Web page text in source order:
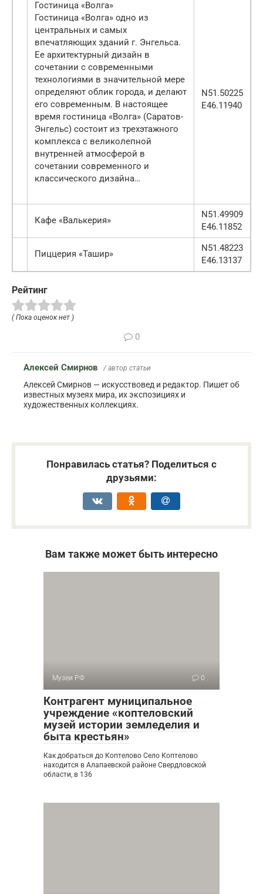
Гостиница «Волга»
Гостиница «Волга» одно из
центральных и самых
впечатляющих зданий г. Энгельса.
Ее архитектурный дизайн в
сочетании с современными
технологиями в значительной мере
определяют облик города, и делают
его современным. В настоящее
время гостиница «Волга» (Саратов-
Энгельс) состоит из трехэтажного
комплекса с великолепной
внутренней атмосферой в
сочетании современного и
классического дизайна…
N51.50225
E46.11940
Кафе «Валькерия»
N51.49909
E46.11852
Пиццерия «Ташир»
N51.48223
E46.13137
Рейтинг
( Пока оценок нет )
0
Алексей Смирнов / автор статьи
Алексей Смирнов — искусствовед и редактор. Пишет об
известных музеях мира, их экспозициях и
художественных коллекциях.
Понравилась статья? Поделиться с
друзьями:
Вам также может быть интересно
Музеи РФ 0
Контрагент муниципальное
учреждение «коптеловский
музей истории земледелия и
быта крестьян»
Как добраться до Коптелово Село Коптелово
находится в Алапаевской районе Свердловской
области, в 136